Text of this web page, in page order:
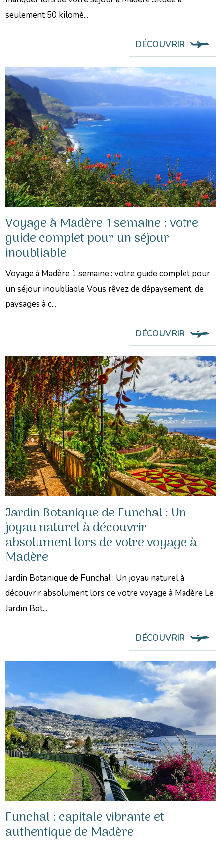
seulement 50 kilomè...
DÉCOUVRIR
Voyage à Madère 1 semaine : votre
guide complet pour un séjour
inoubliable
Voyage à Madère 1 semaine : votre guide complet pour
un séjour inoubliable Vous rêvez de dépaysement, de
paysages à c...
DÉCOUVRIR
Jardin Botanique de Funchal : Un
joyau naturel à découvrir
absolument lors de votre voyage à
Madère
Jardin Botanique de Funchal : Un joyau naturel à
découvrir absolument lors de votre voyage à Madère Le
Jardin Bot...
DÉCOUVRIR
Funchal : capitale vibrante et
authentique de Madère